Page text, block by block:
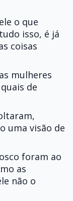
o que
isso, é já
coisas
mulheres
de
uma visão de
foram ao
as
não o